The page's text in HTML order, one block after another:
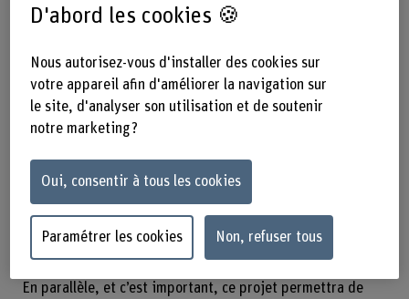
approches.
Andreas Guggisberg, avec le projet «FocusTravail», vous
empruntez de nouveaux chemins. Quel objectif la ville de
Bienne poursuit-elle dans ce cadre?
Pour des raisons structurelles, le taux d’aide sociale se
à réduire chaque année le taux d’aide sociale à Bienne et
ce projet pilote doit également y contribuer. Les
perspectives, et c’est là que le projet pilote, accessible à
En parallèle, et c’est important, ce projet permettra de
D'abord les cookies 🍪
Nous autorisez-vous d'installer des cookies sur
votre appareil afin d'améliorer la navigation sur
le site, d'analyser son utilisation et de soutenir
notre marketing ?
Oui, consentir à tous les cookies
Paramétrer les cookies Non, refuser tous